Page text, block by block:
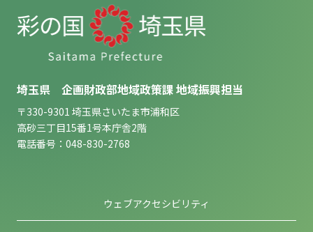
埼玉県 企画財政部地域政策課 地域振興担当
〒330-9301 埼玉県さいたま市浦和区
高砂三丁目15番1号本庁舎2階
電話番号：048-830-2768
ウェブアクセシビリティ